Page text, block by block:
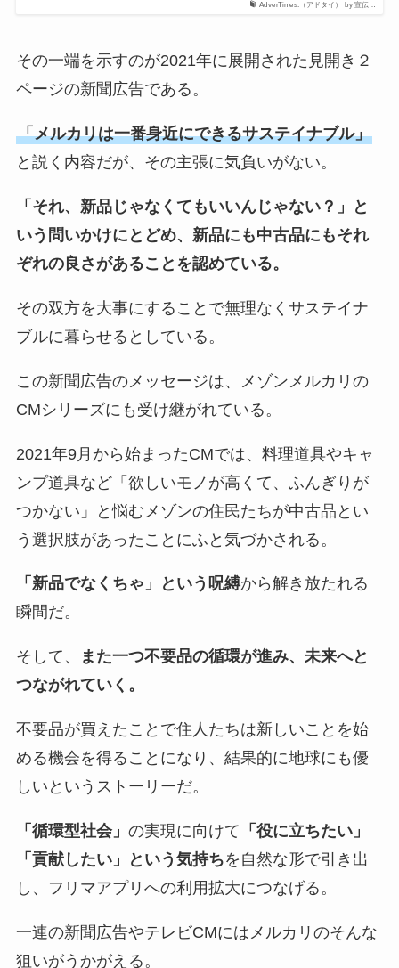
AdverTimes.（アドタイ） by 宣伝…
その一端を示すのが2021年に展開された見開き２
ページの新聞広告である。
「メルカリは一番身近にできるサステイナブル」
と説く内容だが、その主張に気負いがない。
「それ、新品じゃなくてもいいんじゃない？」と
いう問いかけにとどめ、新品にも中古品にもそれ
ぞれの良さがあることを認めている。
その双方を大事にすることで無理なくサステイナ
ブルに暮らせるとしている。
この新聞広告のメッセージは、メゾンメルカリの
CMシリーズにも受け継がれている。
2021年9月から始まったCMでは、料理道具やキャ
ンプ道具など「欲しいモノが高くて、ふんぎりが
つかない」と悩むメゾンの住民たちが中古品とい
う選択肢があったことにふと気づかされる。
「新品でなくちゃ」という呪縛から解き放たれる
瞬間だ。
そして、
また一つ不要品の循環が進み、未来へと
つながれていく。
不要品が買えたことで住人たちは新しいことを始
める機会を得ることになり、結果的に地球にも優
しいというストーリーだ。
「循環型社会」 の実現に向けて 「役に立ちたい」
「貢献したい」という気持ちを自然な形で引き出
し、フリマアプリへの利用拡大につなげる。
一連の新聞広告やテレビCMにはメルカリのそんな
狙いがうかがえる。